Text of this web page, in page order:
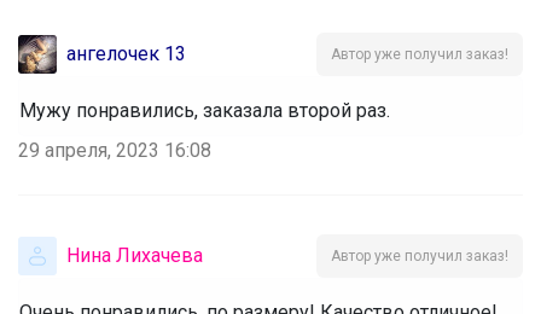
ангелочек 13 Автор уже получил заказ!
Мужу понравились, заказала второй раз.
29 апреля, 2023 16:08
Нина Лихачева Автор уже получил заказ!